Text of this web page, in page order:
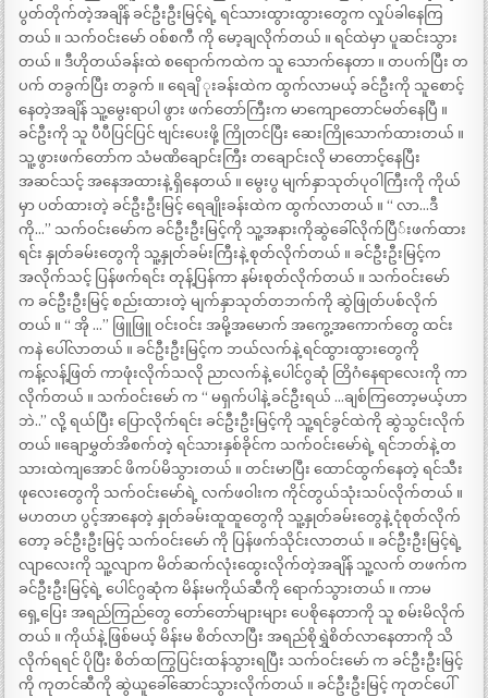
ပွတ်တိုက်တဲ့အချိန် ခင်ဦးဦးမြင့်ရဲ့ ရင်သားထွားထွားတွေက လှုပ်ခါနေကြ
တယ် ။ သက်ဝင်းမော် ဝစ်စကီ ကို မော့ချလိုက်တယ် ။ ရင်ထဲမှာ ပူဆင်းသွား
တယ် ။ ဒီဟိုတယ်ခန်းထဲ စရောက်ကထဲက သူ သောက်နေတာ ။ တပက်ပြီး တ
ပက် တခွက်ပြီး တခွက် ။ ရေချိ ုးခန်းထဲက ထွက်လာမယ့် ခင်ဦးကို သူစောင့်
နေတဲ့အချိန် သူ့မွေးရာပါ ဖွား ဖက်တော်ကြီးက မာကျောတောင်မတ်နေပြီ ။
ခင်ဦးကို သူ ပီပီပြင်ပြင် ဗျင်းပေးဖို့ ကြိုတင်ပြီး ဆေးကြိုသောက်ထားတယ် ။
သူ့ဖွားဖက်တော်က သံမဏိချောင်းကြီး တချောင်းလို မာတောင့်နေပြီး
အဆင်သင့် အနေအထားနဲ့ ရှိနေတယ် ။ မွေးပွ မျက်နှာသုတ်ပုဝါကြီးကို ကိုယ်
မှာ ပတ်ထားတဲ့ ခင်ဦးဦးမြင့် ရေချိုးခန်းထဲက ထွက်လာတယ် ။ “ လာ…ဒီ
ကို…” သက်ဝင်းမော်က ခင်ဦးဦးမြင့်ကို သူ့အနားကိုဆွဲခေါ်လိုက်ပြီ်းဖက်ထား
ရင်း နှုတ်ခမ်းတွေကို သူ့နှုတ်ခမ်းကြီးနဲ့ စုတ်လိုက်တယ် ။ ခင်ဦးဦးမြင့်က
အလိုက်သင့် ပြန်ဖက်ရင်း တုန့်ပြန်ကာ နမ်းစုတ်လိုက်တယ် ။ သက်ဝင်းမော်
က ခင်ဦးဦးမြင့် စည်းထားတဲ့ မျက်နှာသုတ်တဘက်ကို ဆွဲဖြုတ်ပစ်လိုက်
တယ် ။ “ အို …” ဖြူဖြူ ဝင်းဝင်း အမို့အမောက် အကွေ့အကောက်တွေ ထင်း
ကနဲ ပေါ်လာတယ် ။ ခင်ဦးဦးမြင့်က ဘယ်လက်နဲ့ ရင်ထွားထွားတွေကို
ကန့်လန့်ဖြတ် ကာဖုံးလိုက်သလို ညာလက်နဲ့ ပေါင်ဂွဆုံ တြိဂံနေရာလေးကို ကာ
လိုက်တယ် ။ သက်ဝင်းမော် က “ မရှက်ပါနဲ့ ခင်ဦးရယ် …ချစ်ကြတော့မယ့်ဟာ
ဘဲ..” လို့ ရယ်ပြီး ပြောလိုက်ရင်း ခင်ဦးဦးမြင့်ကို သူ့ရင်ခွင်ထဲကို ဆွဲသွင်းလိုက်
တယ် ။ချောမွှတ်အိစက်တဲ့ ရင်သားနှစ်ခိုင်က သက်ဝင်းမော်ရဲ့ ရင်ဘတ်နဲ့ တ
သားထဲကျအောင် ဖိကပ်မိသွားတယ် ။ တင်းမာပြီး ထောင်ထွက်နေတဲ့ ရင်သီး
ဖုလေးတွေကို သက်ဝင်းမော်ရဲ့ လက်ဖဝါးက ကိုင်တွယ်သုံးသပ်လိုက်တယ် ။
မဟတဟ ပွင့်အာနေတဲ့ နှုတ်ခမ်းထူထူတွေကို သူ့နှုတ်ခမ်းတွေနဲ့ ငုံစုတ်လိုက်
တော့ ခင်ဦးဦးမြင့် သက်ဝင်းမော် ကို ပြန်ဖက်သိုင်းလာတယ် ။ ခင်ဦးဦးမြင့်ရဲ့
လျာလေးကို သူ့လျာက မိတ်ဆက်လုံးထွေးလိုက်တဲ့အချိန် သူ့လက် တဖက်က
ခင်ဦးဦးမြင့်ရဲ့ ပေါင်ဂွဆုံက မိန်းမကိုယ်ဆီကို ရောက်သွားတယ် ။ ကာမ
ရှေ့ပြေး အရည်ကြည်တွေ တော်တော်များများ ပေစိုနေတာကို သူ စမ်းမိလိုက်
တယ် ။ ကိုယ်နဲ့ ဖြစ်မယ့် မိန်းမ စိတ်လာပြီး အရည်စိုရွှဲစိတ်လာနေတာကို သိ
လိုက်ရရင် ပိုပြီး စိတ်ထကြွပြင်းထန်သွားရပြီး သက်ဝင်းမော် က ခင်ဦးဦးမြင့်
ကို ကုတင်ဆီကို ဆွဲယူခေါ်ဆောင်သွားလိုက်တယ် ။ ခင်ဦးဦးမြင့် ကုတင်ပေါ်